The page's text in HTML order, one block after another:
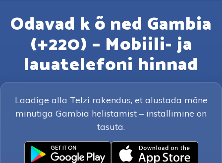
Odavad k õ ned Gambia
(+220) – Mobiili- ja
lauatelefoni hinnad
Laadige alla Telzi rakendus, et alustada mõne
minutiga Gambia helistamist – installimine on
tasuta.